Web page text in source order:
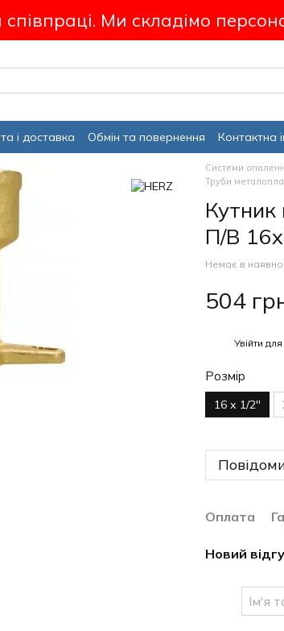
Ми складімо
і доставка Обмін та повернення Контактна
Системи
Труби
Кутник
П/В
Немає в
504
Увійти
Розмір
16 х 1/2''
Оплата
Новий